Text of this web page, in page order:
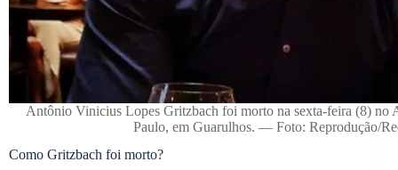
Antônio Vinicius Lopes Gritzbach foi morto na sexta-feira (8) no
Paulo, em Guarulhos. — Foto: Reprodução/
Como Gritzbach foi morto?